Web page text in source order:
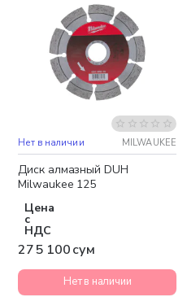
Нет в наличии MILWAUKEE
Диск алмазный DUH
Milwaukee 125
Цена
с
НДС
275 100 сум
Нет в наличии